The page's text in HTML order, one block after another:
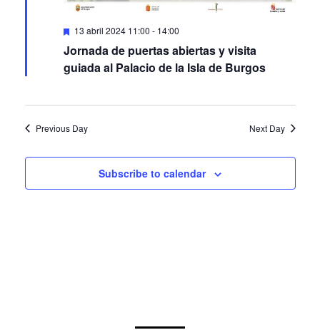
Featured
13 abril 2024 11:00 - 14:00
Jornada de puertas abiertas y visita
guiada al Palacio de la Isla de Burgos
Previous Day Next Day
Subscribe to calendar